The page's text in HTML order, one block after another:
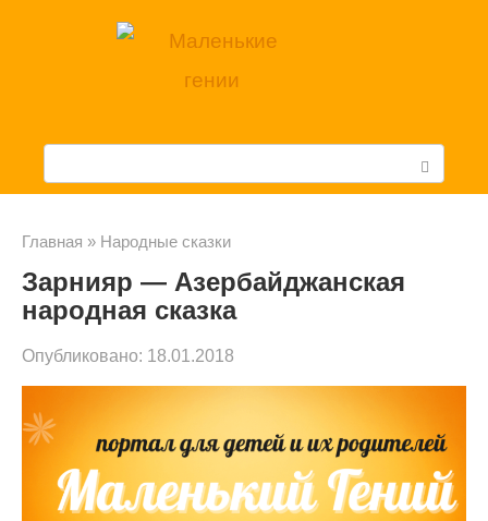
с
Главная » Народные сказки
Зарнияр — Азербайджанская
народная сказка
Опубликовано: 18.01.2018